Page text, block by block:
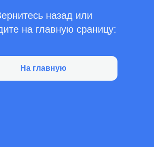
назад или
на главную сраницу:
На главную